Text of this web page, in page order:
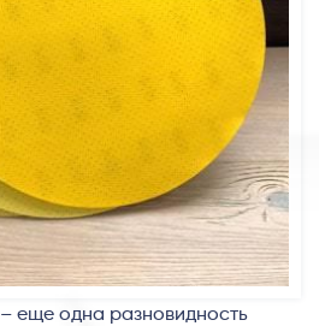
– еще одна разновидность